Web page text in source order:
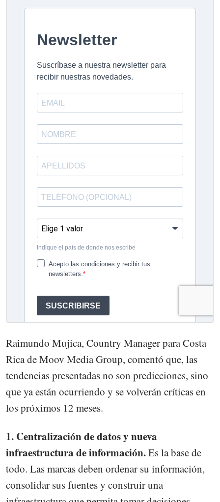
Raimundo Mujica, Country Manager para Costa
Rica de Moov Media Group, comentó que, las
tendencias presentadas no son predicciones, sino
que ya están ocurriendo y se volverán críticas en
los próximos 12 meses.
1. Centralización de datos y nueva
infraestructura de información.Es la base de
todo. Las marcas deben ordenar su información,
consolidar sus fuentes y construir una